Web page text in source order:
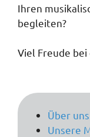
Ihren
begleiten?
Viel Freude
Über uns
Unsere